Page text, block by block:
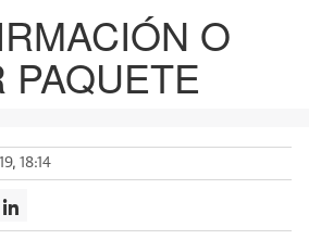
O
PAQUETE
18:14